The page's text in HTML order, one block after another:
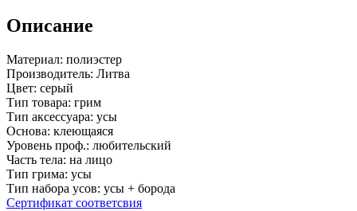
Описание
Материал: полиэстер
Производитель: Литва
Цвет: серый
Тип товара: грим
Тип аксессуара: усы
Основа: клеющаяся
Уровень проф.: любительский
Часть тела: на лицо
Тип грима: усы
Тип набора усов: усы + борода
Сертификат соответсвия